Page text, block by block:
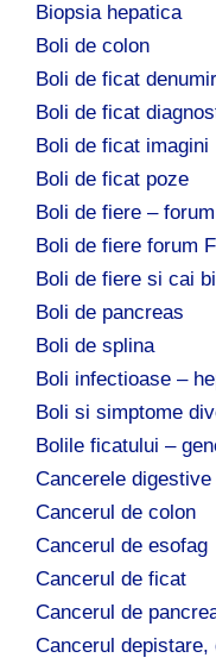
Biopsia hepatica
Boli de colon
Boli de ficat
Boli de ficat
Boli de ficat imagini
Boli de ficat poze
Boli de fiere – forum
Boli de fiere forum
Boli de fiere si cai
Boli de pancreas
Boli de splina
Boli infectioase –
Boli si simptome
Bolile ficatului –
Cancerele digestive
Cancerul de colon
Cancerul de esofag
Cancerul de ficat
Cancerul de
Cancerul depistare,